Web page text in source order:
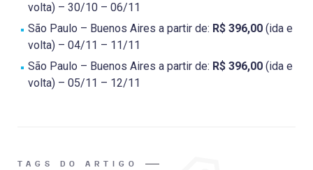
volta) – 30/10 – 06/11
São Paulo – Buenos Aires a partir de: R$ 396,00 (ida e
volta) – 04/11 – 11/11
São Paulo – Buenos Aires a partir de: R$ 396,00 (ida e
volta) – 05/11 – 12/11
TAGS DO ARTIGO